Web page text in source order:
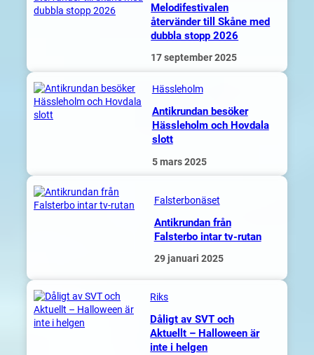
Melodifestivalen
återvänder till Skåne med
dubbla stopp 2026
17 september 2025
Hässleholm
Antikrundan besöker
Hässleholm och Hovdala
slott
5 mars 2025
Falsterbonäset
Antikrundan från
Falsterbo intar tv-rutan
29 januari 2025
Riks
Dåligt av SVT och
Aktuellt – Halloween är
inte i helgen